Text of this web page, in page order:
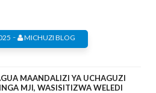
- MICHUZI BLOG
MAANDALIZI YA UCHAGUZI
MJI, WASISITIZWA WELEDI